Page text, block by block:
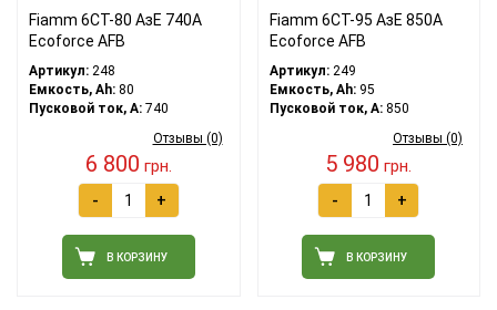
Fiamm 6СТ-80 АзЕ 740A
Ecoforce AFB
Артикул: 248
Емкость, Ah: 80
Пусковой ток, A: 740
Отзывы (0)
6 800 грн.
- +
В КОРЗИНУ
Fiamm 6СТ-95 АзЕ 850А
Ecoforce AFB
Артикул:249
Емкость, Ah:95
Пусковой ток, A:850
Отзывы (0)
5 980 грн.
- +
В КОРЗИНУ